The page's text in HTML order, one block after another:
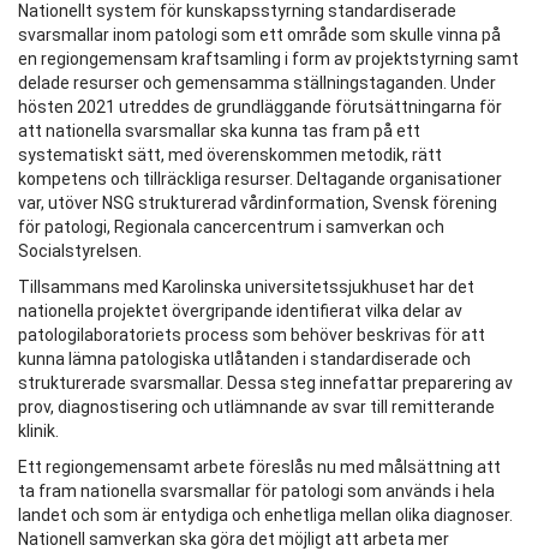
Nationellt system för kunskapsstyrning standardiserade
svarsmallar inom patologi som ett område som skulle vinna på
en region­gemensam kraftsamling i form av projektstyrning samt
delade resurser och gemensamma ställningstaganden. Under
hösten 2021 utreddes de grundläggande förutsättningarna för
att nationella svarsmallar ska kunna tas fram på ett
systematiskt sätt, med överenskommen metodik, rätt
kompetens och tillräckliga resurser. Deltagande organisationer
var, utöver NSG strukturerad vårdinformation, Svensk förening
för patologi, Regionala cancercentrum i samverkan och
Socialstyrelsen.
Tillsammans med Karolinska universitetssjukhuset har det
nationella projektet övergripande identifierat vilka delar av
patologilaboratoriets process som behöver beskrivas för att
kunna lämna patologiska utlåtanden i standardiserade och
strukturerade svarsmallar. Dessa steg innefattar preparering av
prov, diagnostisering och utlämnande av svar till remitterande
klinik.
Ett regiongemensamt arbete föreslås nu med målsättning att
ta fram nationella svarsmallar för patologi som används i hela
landet och som är entydiga och enhetliga mellan olika diagnoser.
Nationell samverkan ska göra det möjligt att arbeta mer